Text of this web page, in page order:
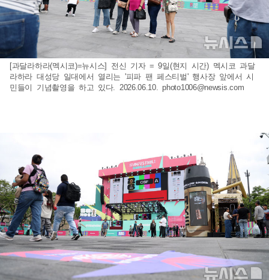
[과달라하라(멕시코)=뉴시스] 전신 기자 = 9일(현지 시간) 멕시코 과달
라하라 대성당 일대에서 열리는 '피파 팬 페스티벌' 행사장 앞에서 시
민들이 기념촬영을 하고 있다. 2026.06.10.photo1006@newsis.com